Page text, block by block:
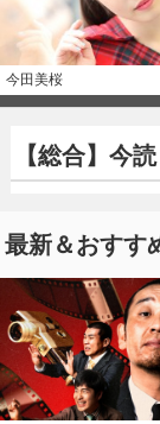
今田美桜
【総合】今
最新＆おすす